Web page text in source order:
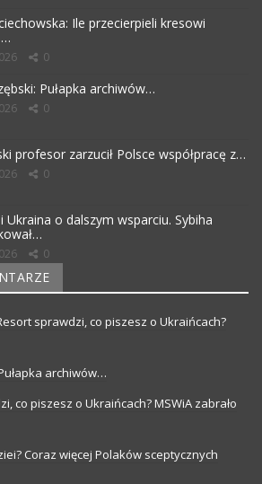
Ile przecierpieli kresowi
0
Pułapka archiwów…
0
profesor zarzucił Polsce współpracę z…
0
Ukraina o dalszym wsparciu. Sybiha
0
sprawdzi, co piszesz o Ukraińcach?
archiwów…
co piszesz o Ukraińcach? MSWiA zabrało
Coraz więcej Polaków sceptycznych